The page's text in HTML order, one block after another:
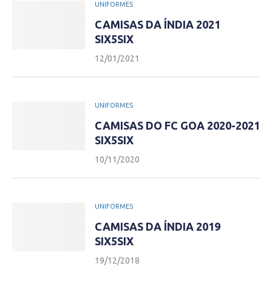
UNIFORMES
CAMISAS DA ÍNDIA 2021
SIX5SIX
12/01/2021
UNIFORMES
CAMISAS DO FC GOA 2020-2021
SIX5SIX
10/11/2020
UNIFORMES
CAMISAS DA ÍNDIA 2019
SIX5SIX
19/12/2018